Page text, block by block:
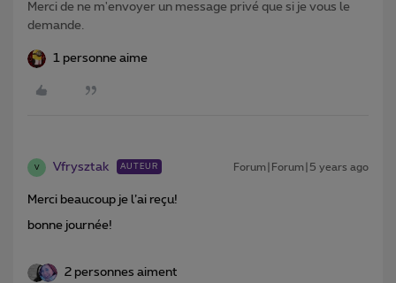
Merci de ne m'envoyer un message privé que si je vous le
demande.
1 personne aime
V Vfrysztak AUTEUR Forum|Forum|5 years ago
Merci beaucoup je l’ai reçu!
bonne journée!
2 personnes aiment